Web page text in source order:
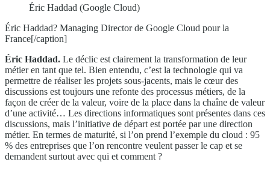
Éric Haddad (Google Cloud)
Éric Haddad? Managing Director de Google Cloud pour la
France[/caption]
Éric Haddad. Le déclic est clairement la transformation de leur
métier en tant que tel. Bien entendu, c’est la technologie qui va
permettre de réaliser les projets sous-jacents, mais le cœur des
discussions est toujours une refonte des processus métiers, de la
façon de créer de la valeur, voire de la place dans la chaîne de valeur
d’une activité… Les directions informatiques sont présentes dans ces
discussions, mais l’initiative de départ est portée par une direction
métier. En termes de maturité, si l’on prend l’exemple du cloud : 95
% des entreprises que l’on rencontre veulent passer le cap et se
demandent surtout avec qui et comment ?